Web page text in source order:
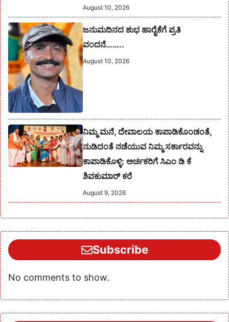
August 10, 2026
ಜನುಮದಿನದ ಶುಭ ಹಾರೈಕೆಗೆ ಪ್ರತಿ
ವಂದನೆ……..
August 10, 2026
ನಿಮ್ಮ ಮನೆ, ದೇವಾಲಯ ಕಾಪಾಡಿಕೊಂಡಂತೆ,
ನುಡಿದಂತೆ ನಡೆಯುವ ನಿಮ್ಮ ಸರ್ಕಾರವನ್ನು
ಕಾಪಾಡಿಕೊಳ್ಳಿ: ಅರ್ಚಕರಿಗೆ ಸಿಎಂ ಡಿ ಕೆ
ಶಿವಕುಮಾರ್ ಕರೆ
August 9, 2026
Subscribe
No comments to show.